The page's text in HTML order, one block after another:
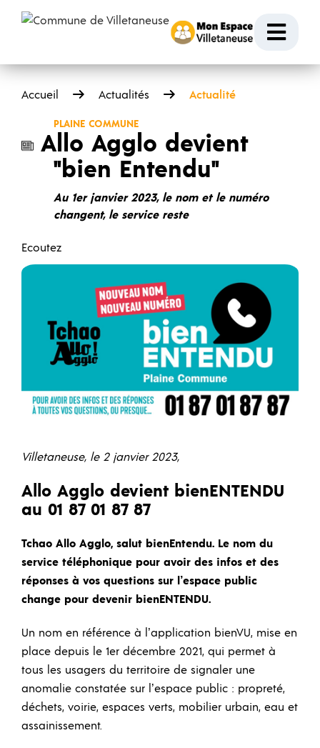
Accueil Actualités Actualité
PLAINE COMMUNE
Allo Agglo devient
"bien Entendu"
Au 1er janvier 2023, le nom et le numéro
changent, le service reste
Ecoutez
Villetaneuse, le 2 janvier 2023,
Allo Agglo devient bienENTENDU
au 01 87 01 87 87
Tchao Allo Agglo, salut bienEntendu. Le nom du
service téléphonique pour avoir des infos et des
réponses à vos questions sur l’espace public
change pour devenir bienENTENDU.
Un nom en référence à l’application bienVU, mise en
place depuis le 1er décembre 2021, qui permet à
tous les usagers du territoire de signaler une
anomalie constatée sur l’espace public : propreté,
déchets, voirie, espaces verts, mobilier urbain, eau et
assainissement.